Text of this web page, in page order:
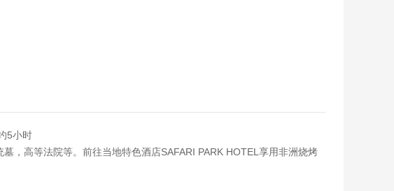
5小时
，高等法院等。前往当地特色酒店SAFARI PARK HOTEL享用非洲烧烤